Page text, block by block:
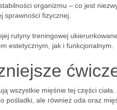
organizmu – co jest
sprawności fizycznej.
rutyny treningowej
estetycznym, jak i funkcjonalnym.
wszystkie mięśnie tej części
pośladki, ale również uda oraz